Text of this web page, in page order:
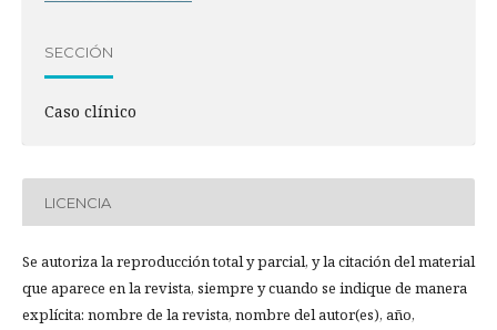
SECCIÓN
Caso clínico
LICENCIA
Se autoriza la reproducción total y parcial, y la citación del material
que aparece en la revista, siempre y cuando se indique de manera
explícita: nombre de la revista, nombre del autor(es), año,